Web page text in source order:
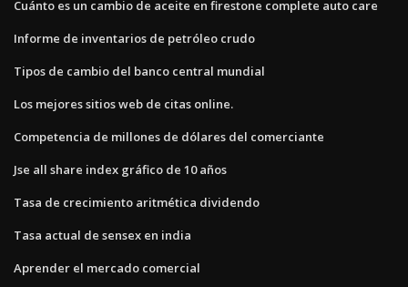
Cuánto es un cambio de aceite en firestone complete auto care
Informe de inventarios de petróleo crudo
Tipos de cambio del banco central mundial
Los mejores sitios web de citas online.
Competencia de millones de dólares del comerciante
Jse all share index gráfico de 10 años
Tasa de crecimiento aritmética dividendo
Tasa actual de sensex en india
Aprender el mercado comercial